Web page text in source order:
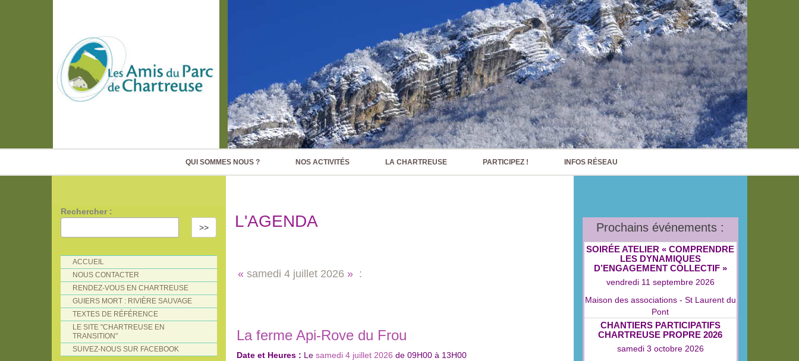
QUI SOMMES NOUS ? NOS ACTIVITÉS LA CHARTREUSE PARTICIPEZ ! INFOS RÉSEAU
L'AGENDA
« samedi 4 juillet 2026 »:
La ferme Api‑Rove du Frou
Date et Heures : Le samedi 4 juillet 2026 de 09H00à 13H00
Rechercher :
>>
ACCUEIL
NOUS CONTACTER
RENDEZ-VOUS EN CHARTREUSE
GUIERS MORT : RIVIÈRE SAUVAGE
TEXTES DE RÉFÉRENCE
LE SITE "CHARTREUSE EN
TRANSITION"
SUIVEZ-NOUS SUR FACEBOOK
Prochains événements :
SOIRÉE ATELIER « COMPRENDRE
LES DYNAMIQUES
D’ENGAGEMENT COLLECTIF »
vendredi 11 septembre 2026
Maison des associations - St Laurent du
Pont
CHANTIERS PARTICIPATIFS
CHARTREUSE PROPRE 2026
samedi 3 octobre 2026